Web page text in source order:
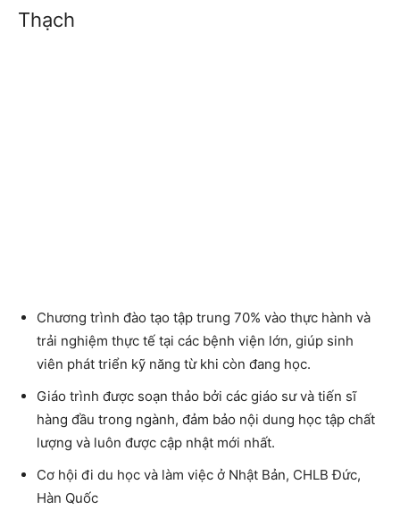
Thạch
Chương trình đào tạo tập trung 70% vào thực hành và
trải nghiệm thực tế tại các bệnh viện lớn, giúp sinh
viên phát triển kỹ năng từ khi còn đang học.
Giáo trình được soạn thảo bởi các giáo sư và tiến sĩ
hàng đầu trong ngành, đảm bảo nội dung học tập chất
lượng và luôn được cập nhật mới nhất.
Cơ hội đi du học và làm việc ở Nhật Bản, CHLB Đức,
Hàn Quốc